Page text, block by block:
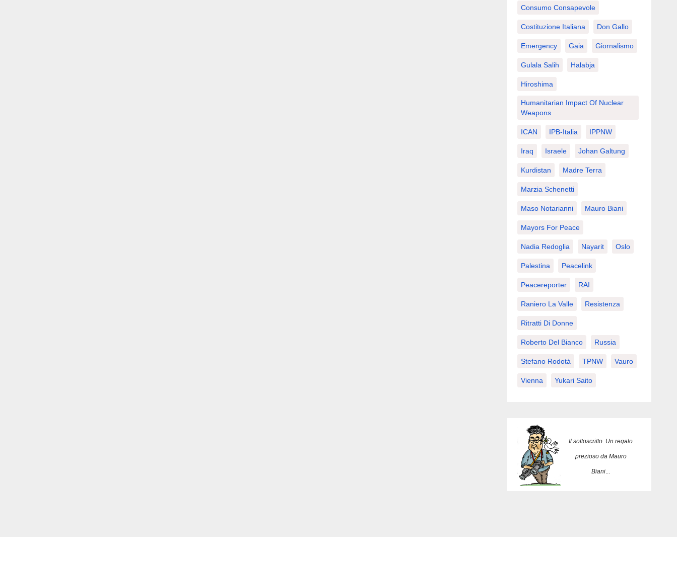
Consumo Consapevole
Costituzione Italiana Don Gallo
Emergency Gaia Giornalismo
Gulala Salih Halabja
Hiroshima
Humanitarian Impact Of Nuclear
Weapons
ICAN IPB-Italia IPPNW
Iraq Israele Johan Galtung
Kurdistan Madre Terra
Marzia Schenetti
Maso Notarianni Mauro Biani
Mayors For Peace
Nadia Redoglia Nayarit Oslo
Palestina Peacelink
Peacereporter RAI
Raniero La Valle Resistenza
Ritratti Di Donne
Roberto Del Bianco Russia
Stefano Rodotà TPNW Vauro
Vienna Yukari Saito
Il sottoscritto. Un regalo
prezioso da Mauro
Biani